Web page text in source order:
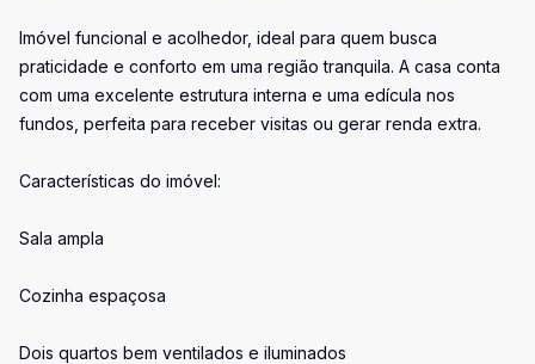
Imóvel funcional e acolhedor, ideal para quem busca
praticidade e conforto em uma região tranquila. A casa conta
com uma excelente estrutura interna e uma edícula nos
fundos, perfeita para receber visitas ou gerar renda extra.
Características do imóvel:
Sala ampla
Cozinha espaçosa
Dois quartos bem ventilados e iluminados